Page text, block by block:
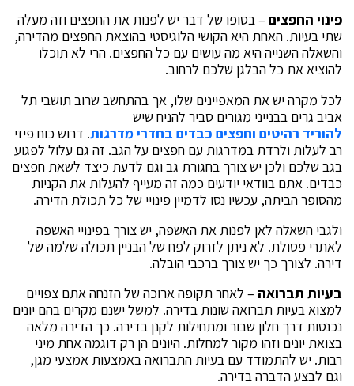
פינוי החפצים – בסופו של דבר יש לפנות את החפצים וזה מעלה
שתי בעיות. האחת היא הקושי הלוגיסטי בהוצאת החפצים מהדירה,
והשאלה השנייה היא מה עושים עם כל החפצים. הרי לא תוכלו
להוציא את כל הבלגן שלכם לרחוב.
לכל מקרה יש את המאפיינים שלו, אך בהתחשב שרוב תושבי תל
אביב גרים בבנייני מגורים סביר להניח שיש
להוריד רהיטים וחפצים כבדים בחדרי מדרגות. דרוש כוח פיזי
רב לעלות ולרדת במדרגות עם חפצים על הגב. זה גם עלול לפגוע
בגב שלכם ולכן יש צורך בחגורת גב וגם לדעת כיצד לשאת חפצים
כבדים. אתם בוודאי יודעים כמה זה מעייף להעלות את הקניות
מהסופר הביתה, עכשיו נסו לדמיין פינויי של כל תכולת הדירה.
ולגבי השאלה לאן לפנות את האשפה, יש צורך בפינויי האשפה
לאתרי פסולת. לא ניתן לזרוק לפח של הבניין תכולה שלמה של
דירה. לצורך כך יש צורך ברכבי הובלה.
בעיות תברואה – לאחר תקופה ארוכה של הזנחה אתם צפויים
למצוא בעיות תברואה שונות בדירה. למשל ישנם מקרים בהם יונים
נכנסות דרך חלון שבור ומתחילות לקנן בדירה. כך הדירה מלאה
בצואת יונים וזהו מקור למחלות. היונים הן רק דוגמה אחת מיני
רבות. יש להתמודד עם בעיות התברואה באמצעות אמצעי מגן,
וגם לבצע הדברה בדירה.